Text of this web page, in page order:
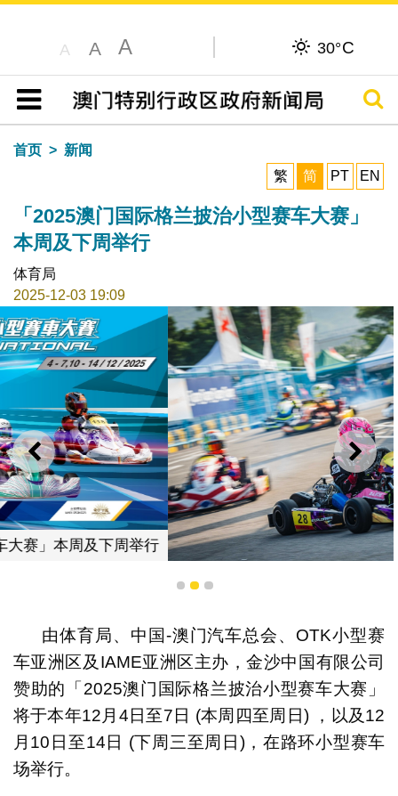
A A A 30°C
目录
搜寻
首页
新闻
繁
简 PT EN
「2025澳门国际格兰披治小型赛车大赛」
本周及下周举行
体育局
2025-12-03 19:09
上一则 下一
「2025澳门国际格兰披治小型赛车大赛」本周及下周举行
1 2 3
由体育局、中国-澳门汽车总会、OTK小型赛
车亚洲区及IAME亚洲区主办，金沙中国有限公司
赞助的「2025澳门国际格兰披治小型赛车大赛」
将于本年12月4日至7日 (本周四至周日) ，以及12
月10日至14日 (下周三至周日)，在路环小型赛车
场举行。